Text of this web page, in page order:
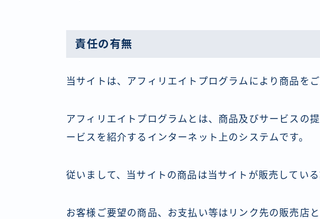
責任の有無
当サイトは、アフィリエイトプログラムにより商品をご
アフィリエイトプログラムとは、商品及びサービスの
ービスを紹介するインターネット上のシステムです。
従いまして、当サイトの商品は当サイトが販売している
お客様ご要望の商品、お支払い等はリンク先の販売店